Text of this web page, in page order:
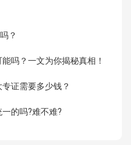
？
吗？一文为你揭秘真相！
证需要多少钱？
的吗?难不难?